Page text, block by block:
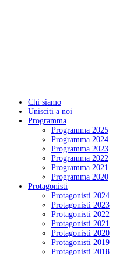
Chi siamo
Unisciti a noi
Programma
Programma 2025
Programma 2024
Programma 2023
Programma 2022
Programma 2021
Programma 2020
Protagonisti
Protagonisti 2024
Protagonisti 2023
Protagonisti 2022
Protagonisti 2021
Protagonisti 2020
Protagonisti 2019
Protagonisti 2018